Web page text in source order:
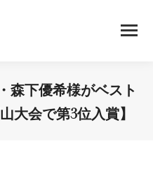
森下優希様がベスト
大会で第3位入賞】